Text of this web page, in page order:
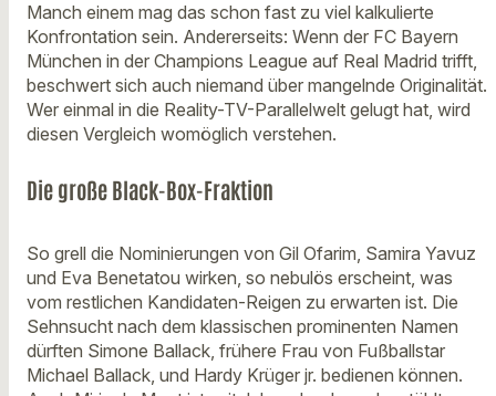
Manch einem mag das schon fast zu viel kalkulierte
Konfrontation sein. Andererseits: Wenn der FC Bayern
München in der Champions League auf Real Madrid trifft,
beschwert sich auch niemand über mangelnde Originalität.
Wer einmal in die Reality-TV-Parallelwelt gelugt hat, wird
diesen Vergleich womöglich verstehen.
Die große Black-Box-Fraktion
So grell die Nominierungen von Gil Ofarim, Samira Yavuz
und Eva Benetatou wirken, so nebulös erscheint, was
vom restlichen Kandidaten-Reigen zu erwarten ist. Die
Sehnsucht nach dem klassischen prominenten Namen
dürften Simone Ballack, frühere Frau von Fußballstar
Michael Ballack, und Hardy Krüger jr. bedienen können.